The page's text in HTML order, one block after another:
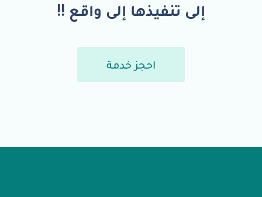
إلى تنفيذها إلى واقع !!
احجز خدمة